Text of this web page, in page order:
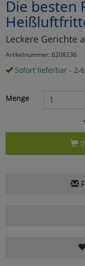
Die besten
Leckere Gerichte
Artikelnummer: 6208236
Sofort lieferbar - 2-6
Menge
Marketing